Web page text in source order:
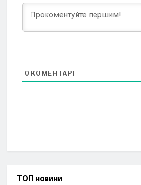
0 КОМЕНТАРІ
ТОП новини